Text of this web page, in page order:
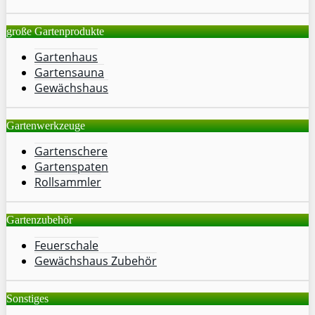
große Gartenprodukte
Gartenhaus
Gartensauna
Gewächshaus
Gartenwerkzeuge
Gartenschere
Gartenspaten
Rollsammler
Gartenzubehör
Feuerschale
Gewächshaus Zubehör
Sonstiges